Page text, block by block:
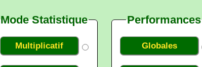
Mode Statistique
Multiplicatif
Performances
Globales